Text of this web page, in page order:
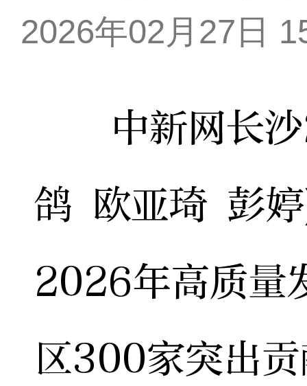
2026年02月27日
中新网长沙
鸽 欧亚琦 彭
2026年高质量
区300家突出